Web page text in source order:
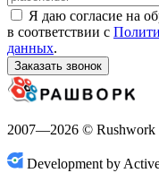
Я даю согласие на
в соответствии с
данных.
Заказать звонок
2007—2026 © Rushwork
Development by